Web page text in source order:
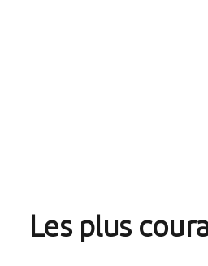
Les plus